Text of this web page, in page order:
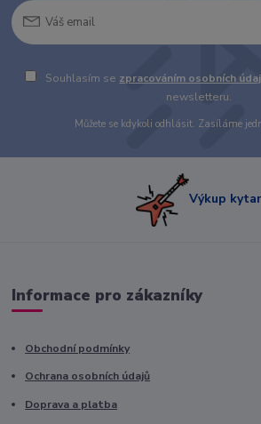
Souhlasím se zpracováním osobních
newsletteru.
Můžete se kdykoli odhlásit. Zasíláme
Výkup kytar
Informace pro zákazníky
Obchodní podmínky
Ochrana osobních údajů
Doprava a platba